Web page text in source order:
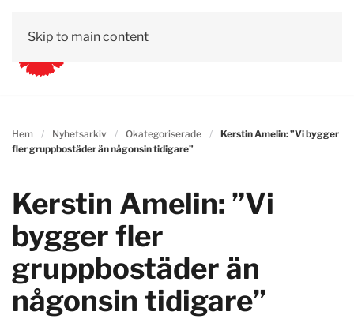
Skip to main content
Hem Nyhetsarkiv Okategoriserade
Kerstin Amelin: ”Vi bygger
fler gruppbostäder än någonsin tidigare”
Kerstin Amelin: ”Vi
bygger fler
gruppbostäder än
någonsin tidigare”